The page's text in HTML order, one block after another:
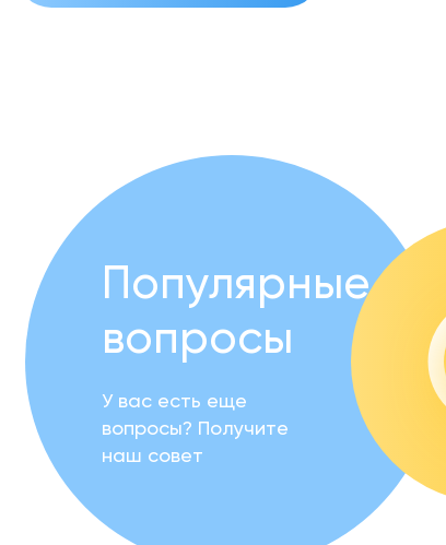
Популярные
вопросы
У вас есть еще
вопросы? Получите
наш совет